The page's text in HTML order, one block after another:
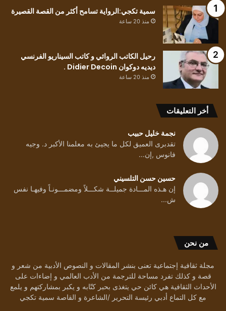
سمية تكجي:الرواية تسامح أكثر من القصة القصيرة
منذ 20 ساعة
رحيل الكاتب الروائي و كاتب السيناريو الفرنسي
ديديه دوكوان Didier Decoin .
منذ 20 ساعة
أخر التعليقات
نجمة خليل حبيب
تقدبرى العميق لكل ما يجيئ به معلمنا الأكبر د. وجيه
فانوس ,إن...
حسين حسن التلسيني
إن هـذه المـــادة جميلــة شكـــلاً ومضمـــونـاً وفيهـا نفس
ش...
من نحن
مجلة ثقافية إجتماعية تعنى بنشر المقالات و النصوص الأدبية من شعر و
قصة و كذلك تفرد مساحة للترجمة من الأدب العالمي و إضاءات على
الأحداث الثقافية هي كائن حي يتغذى بحبر كتّابه و يكبر بمشاركتهم و يلمع
مع كل التماع أدبي رئيسة التحرير /الشاعرة و القاصة سمية تكجي